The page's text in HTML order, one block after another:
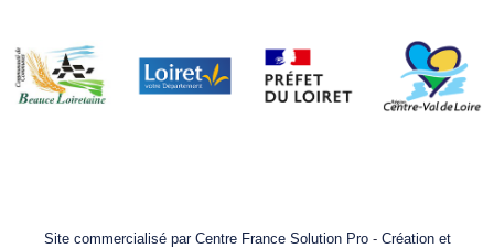
Site commercialisé par Centre France Solution Pro- Création et